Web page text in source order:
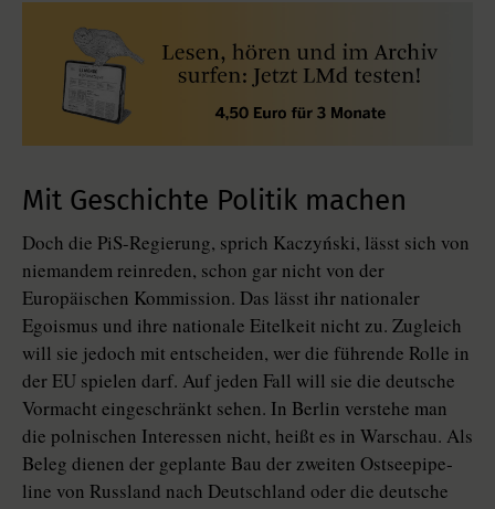
Mit Geschichte Politik machen
Doch die PiS-Regierung, sprich Ka­czyń­ski, lässt sich von
niemandem reinreden, schon gar nicht von der
Europäischen Kommission. Das lässt ihr nationaler
Egoismus und ihre nationale Eitelkeit nicht zu. Zugleich
will sie jedoch mit entscheiden, wer die führende Rolle in
der EU spielen darf. Auf jeden Fall will sie die deutsche
Vormacht eingeschränkt sehen. In Berlin verstehe man
die polnischen Interessen nicht, heißt es in Warschau. Als
Beleg dienen der geplante Bau der zweiten Ostsee­pipe­
line von Russland nach Deutschland oder die deutsche